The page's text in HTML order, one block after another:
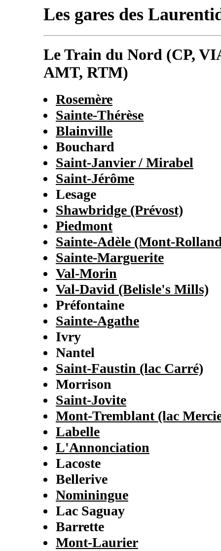
Les gares des
Le Train du Nord (CP,
AMT, RTM)
Rosemère
Sainte-Thérèse
Blainville
Bouchard
Saint-Janvier / Mirabel
Saint-Jérôme
Lesage
Shawbridge (Prévost)
Piedmont
Sainte-Adèle (Mont-
Sainte-Marguerite
Val-Morin
Val-David (Belisle's Mills)
Préfontaine
Sainte-Agathe
Ivry
Nantel
Saint-Faustin (lac Carré)
Morrison
Saint-Jovite
Mont-Tremblant (lac
Labelle
L'Annonciation
Lacoste
Bellerive
Nominingue
Lac Saguay
Barrette
Mont-Laurier